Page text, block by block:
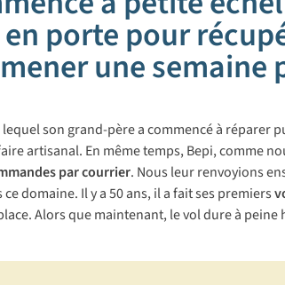
porte pour
une semaine
son grand-père a commencé à réparer
artisanal. En même temps,Bepi, comme
par courrier. Nous leur renvoyions
domaine. Il y a 50 ans, il a fait ses premiers
Alors que maintenant, le vol dure à peine